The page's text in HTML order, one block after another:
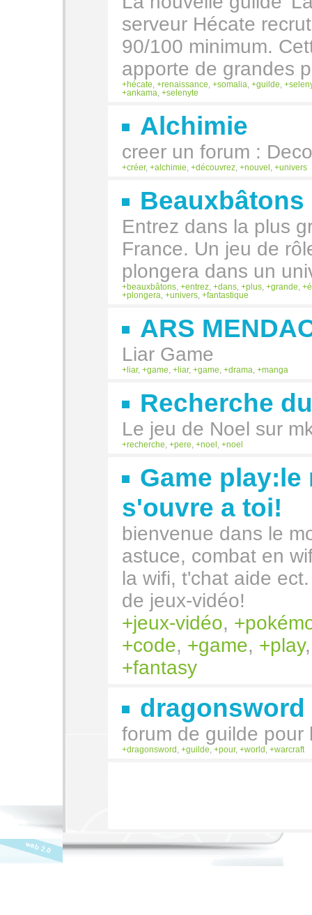
serveur Hécate
90/100 minimum.
apporte de grandes
hécate renaissance somalia guilde
ankama
selenyte
Alchimie
creer un forum :
créer, alchimie découvrez nouvel univers
Beauxbâtons
Entrez dans la plus
France. Un jeu de
plongera dans un
beauxbâtons entrez dans plus grande
plongera
univers fantastique
ARS
Liar Game
liar, game liar, game drama manga
Recherche
Le jeu de Noel sur
recherche pere noel noel
Game
s'ouvre a toi!
bienvenue dans le
astuce, combat en
la wifi, t'chat aide
de jeux-vidéo!
jeux-vidéo,
code, game, play
fantasy
dragonsword
forum de guilde pour
dragonsword guilde pour, world warcraft